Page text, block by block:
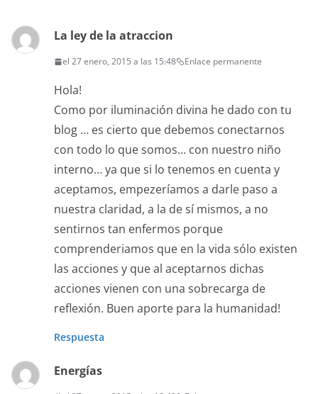
La ley de la atraccion
el 27 enero, 2015 a las 15:48 Enlace permanente
Hola!
Como por iluminación divina he dado con tu
blog … es cierto que debemos conectarnos
con todo lo que somos… con nuestro niño
interno… ya que si lo tenemos en cuenta y
aceptamos, empezeríamos a darle paso a
nuestra claridad, a la de sí mismos, a no
sentirnos tan enfermos porque
comprenderiamos que en la vida sólo existen
las acciones y que al aceptarnos dichas
acciones vienen con una sobrecarga de
reflexión. Buen aporte para la humanidad!
Respuesta
Energías